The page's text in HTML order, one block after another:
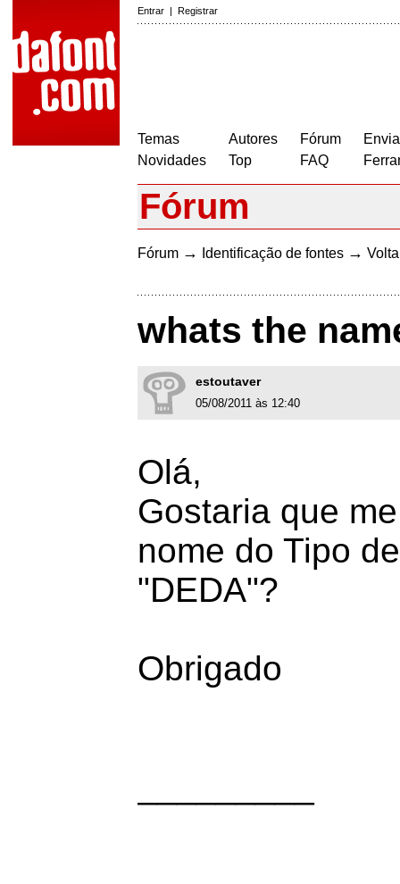
Entrar | Registrar
Temas
Novidades
Autores
Top
Fórum
FAQ
Fórum
Fórum → Identificação de fontes →
whats the
estoutaver
05/08/2011 às 12:40
Olá,
Gostaria que
nome do Tipo
"DEDA"?
Obrigado